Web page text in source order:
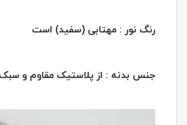
رنگ نور : مهتابی (سفید) است
جنس بدنه : از پلاستیک مقاوم و